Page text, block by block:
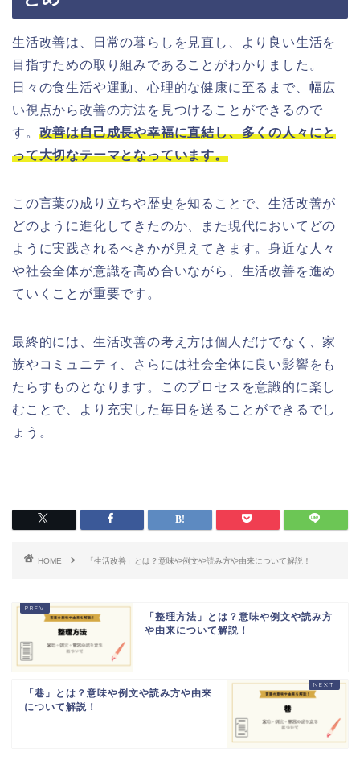
生活改善は、日常の暮らしを見直し、より良い生活を
目指すための取り組みであることがわかりました。
日々の食生活や運動、心理的な健康に至るまで、幅広
い視点から改善の方法を見つけることができるので
す。 改善は自己成長や幸福に直結し、多くの人々にと
って大切なテーマとなっています。
この言葉の成り立ちや歴史を知ることで、生活改善が
どのように進化してきたのか、また現代においてどの
ように実践されるべきかが見えてきます。身近な人々
や社会全体が意識を高め合いながら、生活改善を進め
ていくことが重要です。
最終的には、生活改善の考え方は個人だけでなく、家
族やコミュニティ、さらには社会全体に良い影響をも
たらすものとなります。このプロセスを意識的に楽し
むことで、より充実した毎日を送ることができるでし
ょう。
HOME 「生活改善」とは？意味や例文や読み方や由来について解説！
「整理方法」とは？意味や例文や読み方
や由来について解説！
「巷」とは？意味や例文や読み方や由来
について解説！